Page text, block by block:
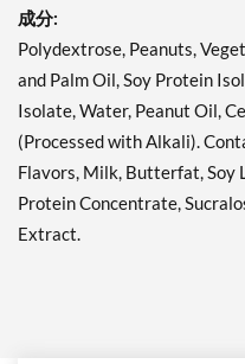
Peanut
USE BY 11/
販売価格:
ディスカウ
成分:
Polydextrose, Peanuts,
and Palm Oil, Soy Protein
Isolate, Water, Peanut Oil,
(Processed with Alkali).
Flavors, Milk, Butterfat, Soy
Protein Concentrate,
Extract.